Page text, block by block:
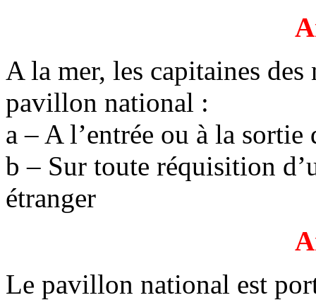
A la mer, les capitaines
pavillon national :
a – A l’entrée ou à la sortie
b – Sur toute réquisition
étranger
Le pavillon national est